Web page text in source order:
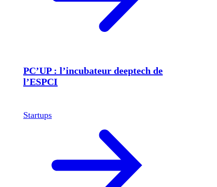
PC’UP : l’incubateur deeptech de
l’ESPCI
Startups